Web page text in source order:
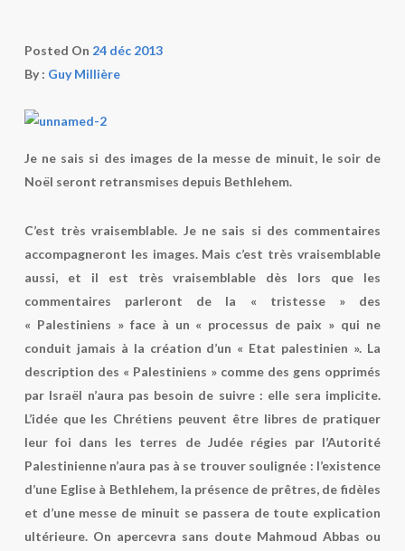
Posted On 24 déc 2013
By : Guy Millière
Je ne sais si des images de la messe de minuit, le soir de
Noël seront retransmises depuis Bethlehem.
C’est très vraisemblable. Je ne sais si des commentaires
accompagneront les images. Mais c’est très vraisemblable
aussi, et il est très vraisemblable dès lors que les
commentaires parleront de la « tristesse » des
« Palestiniens » face à un « processus de paix » qui ne
conduit jamais à la création d’un « Etat palestinien ». La
description des « Palestiniens » comme des gens opprimés
par Israël n’aura pas besoin de suivre : elle sera implicite.
L’idée que les Chrétiens peuvent être libres de pratiquer
leur foi dans les terres de Judée régies par l’Autorité
Palestinienne n’aura pas à se trouver soulignée : l’existence
d’une Eglise à Bethlehem, la présence de prêtres, de fidèles
et d’une messe de minuit se passera de toute explication
ultérieure. On apercevra sans doute Mahmoud Abbas ou